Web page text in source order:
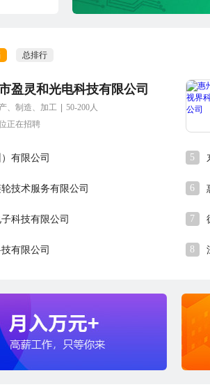
总排行
盈灵和光电科技有限公司
、制造、加工
50-200人
正在招聘
有限公司
技术服务有限公司
科技有限公司
有限公司
5
6
7
8